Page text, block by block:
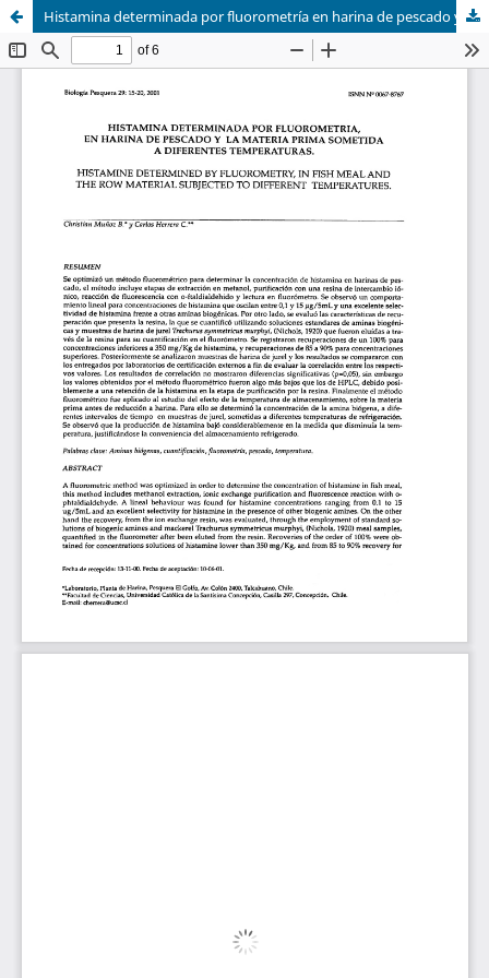
Histamina determinada por fluorometría en harina de pescado y la materia prima sometida a diferentes temperaturas.